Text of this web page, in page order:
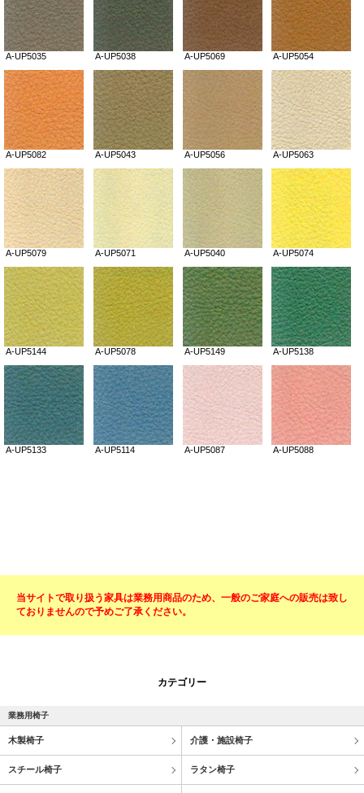
当サイトで取り扱う家具は業務用商品のため、一般のご家庭への販売は致し
ておりませんので予めご了承ください。
カテゴリー
業務用椅子
木製椅子 介護・施設椅子
スチール椅子 ラタン椅子